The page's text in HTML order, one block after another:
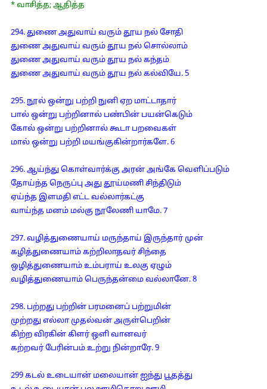
* வாசித்த; ஆதித்த
294. துணை அதுவாய் வரும் தூய நல் சோதி
துணை அதுவாய் வரும் தூய நல் சொல்லாம்
துணை அதுவாய் வரும் தூய நல் கந்தம்
துணை அதுவாய் வரும் தூய நல் கல்வியே. 5
295. நூல் ஒன்று பற்றி நுனி ஏற மாட்டாதார்
பால் ஒன்று பற்றினால் பண்பின் பயன்கெடும்
கோல் ஒன்று பற்றினால் கூடா பறவைகள்
மால் ஒன்று பற்றி மயங்குகின்றார்களே. 6
296. ஆய்ந்து கொள்வார்க்கு அரன் அங்கே வெளிப்படும்
தோய்ந்த நெருப்பு அது தூய்மணி சிந்திடும்
ஏய்ந்த இளமதி எட்ட வல்லார்கட்கு
வாய்ந்த மனம் மல்கு நூலேணி யாமே. 7
297. வழித்துணையாய் மருந்தாய் இருந்தார் முன்
கழித்துணையாம் கற்றிலாதவர் சிந்தை
ஒழித்துணையாம் உம்பராய் உலகு ஏழும்
வழித்துணையாம் பெருந்தன்மை வல்லானே. 8
298. பற்றது பற்றின் பரமனைப் பற்றுமின்
முற்றது எல்லா முதல்வன் அருள்பெறின்
கிற்ற விரகின் கிளர் ஒளி வானவர்
கற்றவர் பேரின்பம் உற்று நின்றாரே. 9
299 கடல் உடையான் மலையான் ஐந்து பூதத்து